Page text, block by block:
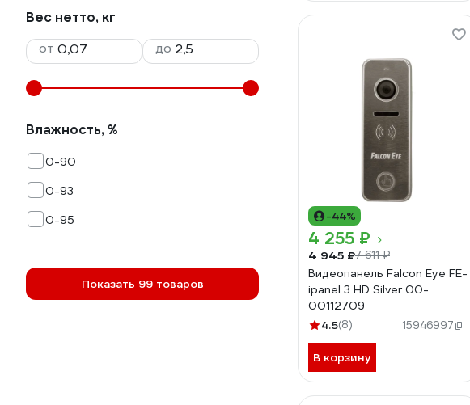
Вес нетто, кг
от
до
Влажность, %
0-90
0-93
0-95
Показать 99 товаров
-44%
4 255 ₽
4 945 ₽7 611 ₽
Видеопанель Falcon Eye FE-
ipanel 3 HD Silver 00-
00112709
4.5(8) 15946997
В корзину